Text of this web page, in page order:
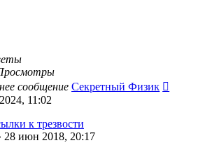
сообщение Секретный Физик
11:02
к трезвости
28 июн 2018, 20:17